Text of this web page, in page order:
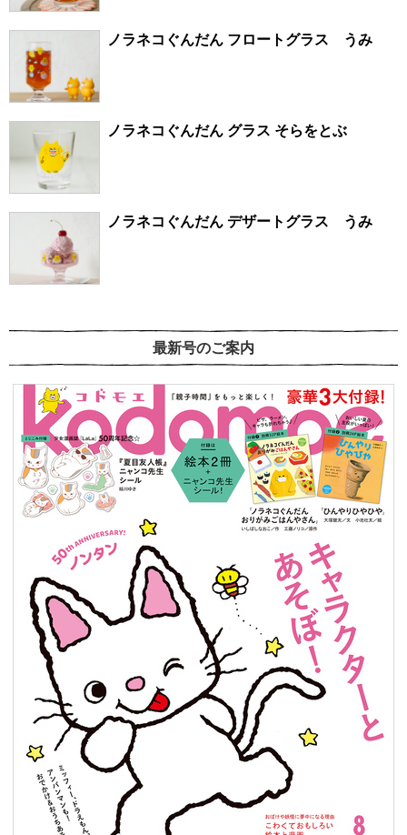
ノラネコぐんだん フロートグラス うみ
ノラネコぐんだん グラス そらをとぶ
ノラネコぐんだん デザートグラス うみ
最新号のご案内